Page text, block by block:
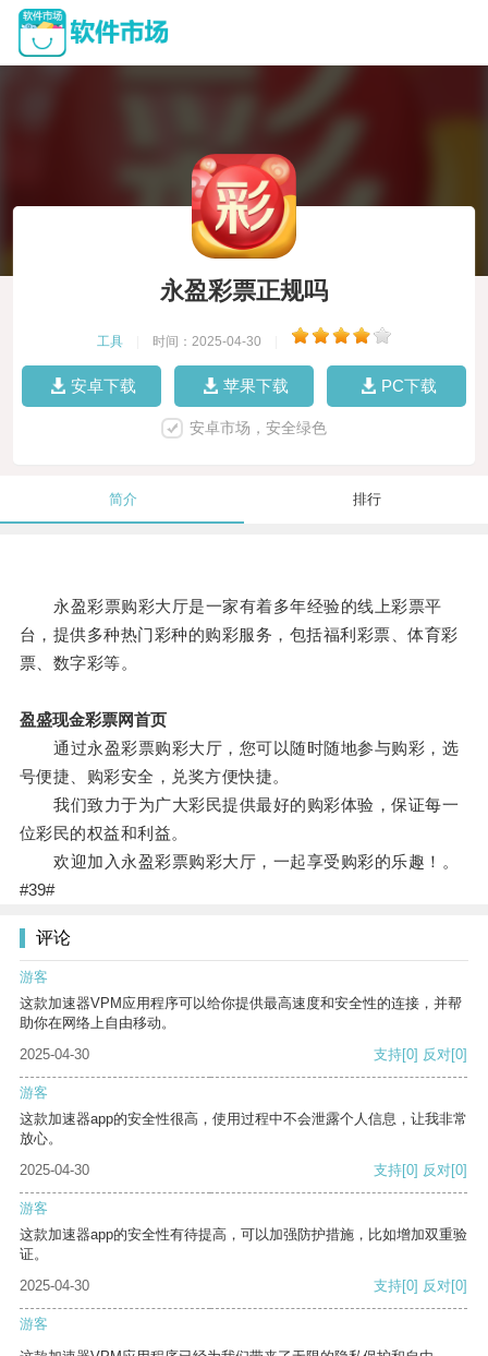
永盈彩票正规吗
工具 时间：2025-04-30
安卓下载 苹果下载 PC下载
安卓市场，安全绿色
简介 排行
永盈彩票购彩大厅是一家有着多年经验的线上彩票平
台，提供多种热门彩种的购彩服务，包括福利彩票、体育彩
票、数字彩等。
盈盛现金彩票网首页
通过永盈彩票购彩大厅，您可以随时随地参与购彩，选
号便捷、购彩安全，兑奖方便快捷。
我们致力于为广大彩民提供最好的购彩体验，保证每一
位彩民的权益和利益。
欢迎加入永盈彩票购彩大厅，一起享受购彩的乐趣！。
#39#
评论
游客
这款加速器VPM应用程序可以给你提供最高速度和安全性的连接，并帮
助你在网络上自由移动。
2025-04-30
支持[0] 反对[0]
游客
这款加速器app的安全性很高，使用过程中不会泄露个人信息，让我非常
放心。
2025-04-30
支持[0] 反对[0]
游客
这款加速器app的安全性有待提高，可以加强防护措施，比如增加双重验
证。
2025-04-30
支持[0] 反对[0]
游客